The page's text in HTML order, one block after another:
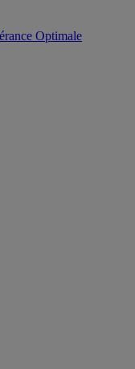
Optimale​